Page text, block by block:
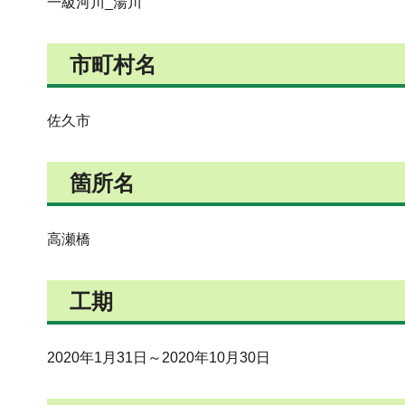
市町村名
佐久市
箇所名
高瀬橋
工期
2020年1月31日～2020年10月30日